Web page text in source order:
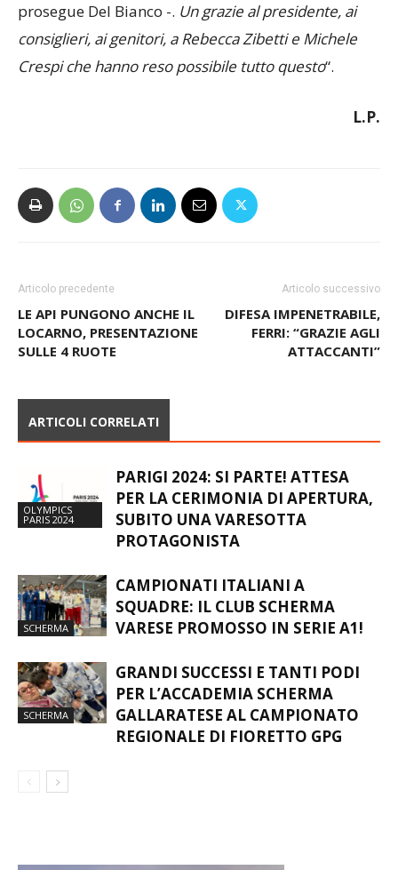
prosegue Del Bianco -. Un grazie al presidente, ai
consiglieri, ai genitori, a Rebecca Zibetti e Michele
Crespi che hanno reso possibile tutto questo“.
L.P.
Articolo precedente
LE API PUNGONO ANCHE IL
LOCARNO, PRESENTAZIONE
SULLE 4 RUOTE
Articolo successivo
DIFESA IMPENETRABILE,
FERRI: “GRAZIE AGLI
ATTACCANTI”
ARTICOLI CORRELATI
OLYMPICS
PARIS 2024
PARIGI 2024: SI PARTE! ATTESA
PER LA CERIMONIA DI APERTURA,
SUBITO UNA VARESOTTA
PROTAGONISTA
SCHERMA
CAMPIONATI ITALIANI A
SQUADRE: IL CLUB SCHERMA
VARESE PROMOSSO IN SERIE A1!
SCHERMA
GRANDI SUCCESSI E TANTI PODI
PER L’ACCADEMIA SCHERMA
GALLARATESE AL CAMPIONATO
REGIONALE DI FIORETTO GPG